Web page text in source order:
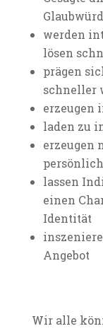
werden
lösen
prägen
schneller
erzeugen
laden zu
erzeugen
lassen
einen
Identität
Angebot
Wir alle